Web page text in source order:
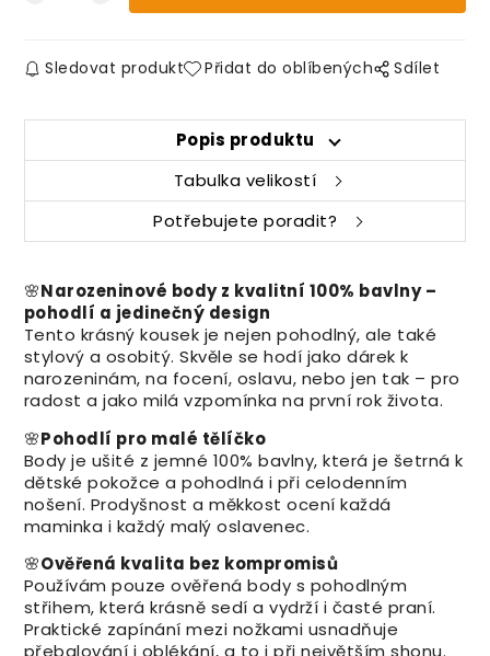
Sledovat produkt Přidat do oblíbených Sdílet
Popis produktu
Tabulka velikostí
Potřebujete poradit?
🌸Narozeninové body z kvalitní 100% bavlny –
pohodlí a jedinečný design
Tento krásný kousek je nejen pohodlný, ale také
stylový a osobitý. Skvěle se hodí jako dárek k
narozeninám, na focení, oslavu, nebo jen tak – pro
radost a jako milá vzpomínka na první rok života.
🌸Pohodlí pro malé tělíčko
Body je ušité z jemné 100% bavlny, která je šetrná k
dětské pokožce a pohodlná i při celodenním
nošení. Prodyšnost a měkkost ocení každá
maminka i každý malý oslavenec.
🌸Ověřená kvalita bez kompromisů
Používám pouze ověřená body s pohodlným
střihem, která krásně sedí a vydrží i časté praní.
Praktické zapínání mezi nožkami usnadňuje